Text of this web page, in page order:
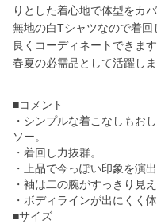
りとした着心地で体型をカバ
無地の白Tシャツなので着
良くコーディネートできます
春夏の必需品として活躍しま
■コメント
・シンプルな着こなしもお
ソー。
・着回し力抜群。
・上品で今っぽい印象を演
・袖は二の腕がすっきり見え
・ボディラインが出にくく
■サイズ